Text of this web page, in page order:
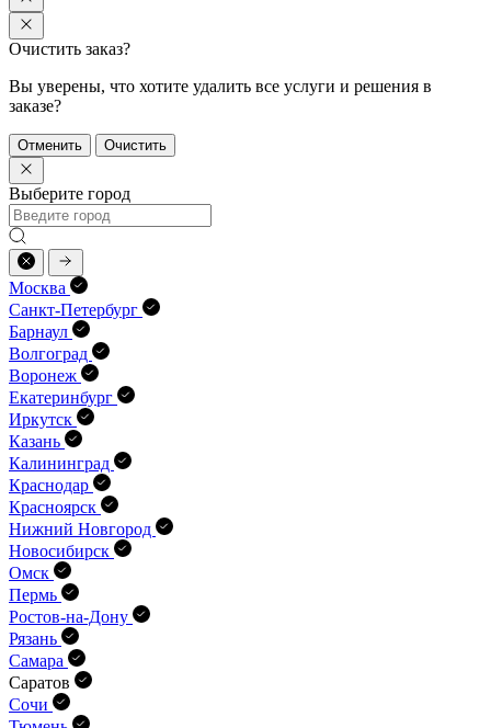
Очистить заказ?
Вы уверены, что хотите удалить все услуги и решения в
заказе?
Отменить Очистить
Выберите город
Москва
Санкт-Петербург
Барнаул
Волгоград
Воронеж
Екатеринбург
Иркутск
Казань
Калининград
Краснодар
Красноярск
Нижний Новгород
Новосибирск
Омск
Пермь
Ростов-на-Дону
Рязань
Самара
Саратов
Сочи